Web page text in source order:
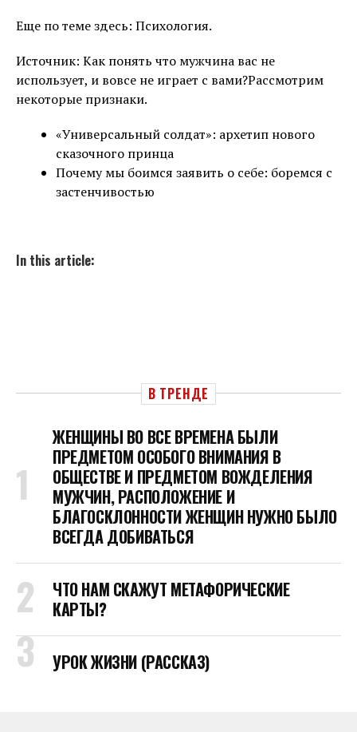
Еще по теме здесь: Психология.
Источник: Как понять что мужчина вас не
использует, и вовсе не играет с вами?Рассмотрим
некоторые признаки.
«Универсальный солдат»: архетип нового
сказочного принца
Почему мы боимся заявить о себе: боремся с
застенчивостью
In this article:
В ТРЕНДЕ
ЖЕНЩИНЫ ВО ВСЕ ВРЕМЕНА БЫЛИ
ПРЕДМЕТОМ ОСОБОГО ВНИМАНИЯ В
ОБЩЕСТВЕ И ПРЕДМЕТОМ ВОЖДЕЛЕНИЯ
МУЖЧИН, РАСПОЛОЖЕНИЕ И
БЛАГОСКЛОННОСТИ ЖЕНЩИН НУЖНО БЫЛО
ВСЕГДА ДОБИВАТЬСЯ
ЧТО НАМ СКАЖУТ МЕТАФОРИЧЕСКИЕ
КАРТЫ?
УРОК ЖИЗНИ (РАССКАЗ)